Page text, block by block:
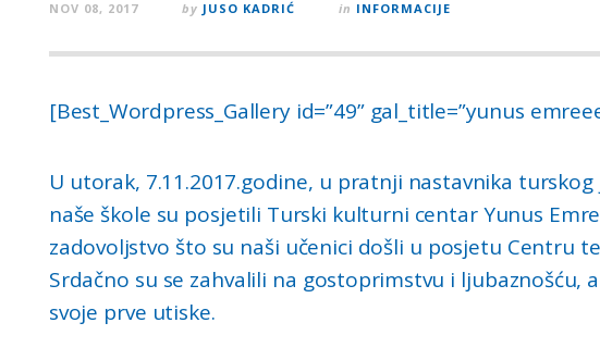
NOV 08, 2017 by JUSO KADRIĆ in INFORMACIJE
[Best_Wordpress_Gallery id=”49” gal_title=”yunus
U utorak, 7.11.2017.godine, u pratnji nastavnika turskog
naše škole su posjetili Turski kulturni centar Yunus
zadovoljstvo što su naši učenici došli u posjetu Centru
Srdačno su se zahvalili na gostoprimstvu i ljubaznošću,
svoje prve utiske.